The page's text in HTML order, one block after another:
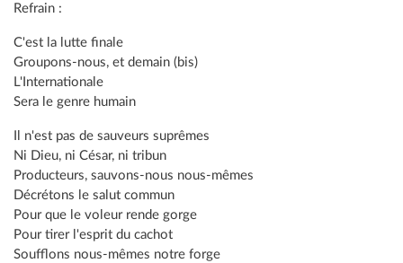
Refrain :
C'est la lutte finale
Groupons-nous, et demain (bis)
L'Internationale
Sera le genre humain
Il n'est pas de sauveurs suprêmes
Ni Dieu, ni César, ni tribun
Producteurs, sauvons-nous nous-mêmes
Décrétons le salut commun
Pour que le voleur rende gorge
Pour tirer l'esprit du cachot
Soufflons nous-mêmes notre forge